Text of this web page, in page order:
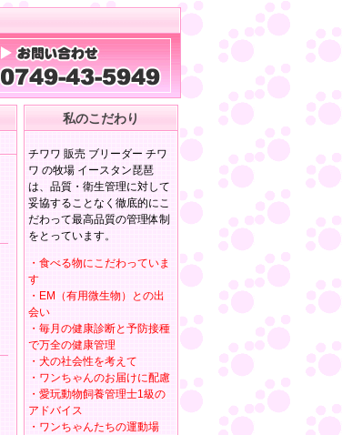
私のこだわり
チワワ 販売 ブリーダー チワ
ワ の牧場 イースタン琵琶
は、品質・衛生管理に対して
妥協することなく徹底的にこ
だわって最高品質の管理体制
をとっています。
・食べる物にこだわっていま
す
・EM（有用微生物）との出
会い
・毎月の健康診断と予防接種
で万全の健康管理
・犬の社会性を考えて
・ワンちゃんのお届けに配慮
・愛玩動物飼養管理士1級の
アドバイス
・ワンちゃんたちの運動場